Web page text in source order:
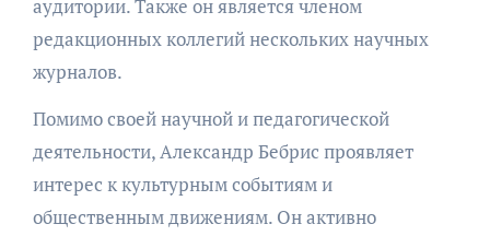
аудитории. Также он является членом
редакционных коллегий нескольких научных
журналов.
Помимо своей научной и педагогической
деятельности, Александр Бебрис проявляет
интерес к культурным событиям и
общественным движениям. Он активно